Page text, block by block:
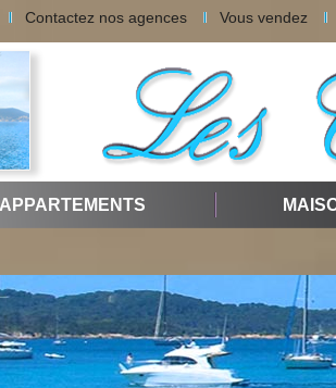
Contactez nos agences Vous vendez
APPARTEMENTS